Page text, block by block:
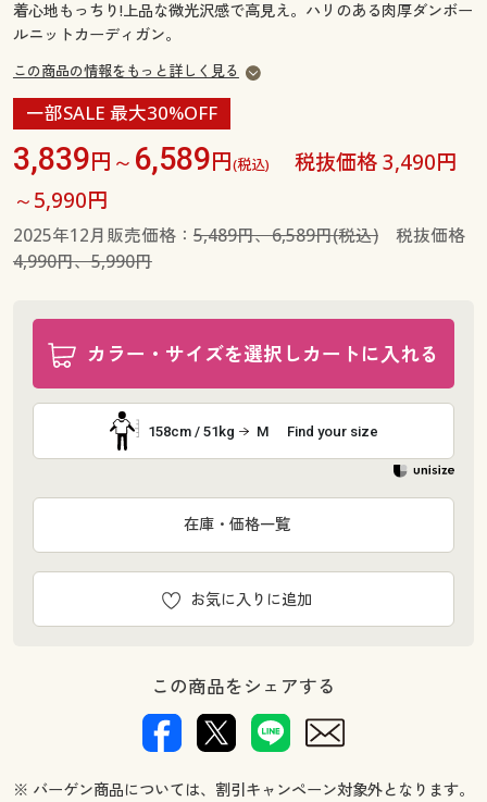
ご利用ガイド
よくある質問とお問い合わせ
よくある質問とお問い合わせ
着心地もっちり!上品な微光沢感で高見え。ハリのある肉厚ダンボー
ルニットカーディガン。
この商品の情報をもっと詳しく見る
一部SALE 最大30%OFF
3,839円～ 6,589円(税込)
税抜価格 3,490円
～5,990円
2025年12月販売価格： 5,489円、6,589円(税込)税抜価格
4,990円、5,990円
カラー・サイズを選択しカートに入れる
158cm / 51kg M Find your size
お気に入りに追加
在庫・価格一覧
この商品をシェアする
※ バーゲン商品については、割引キャンペーン対象外となります。